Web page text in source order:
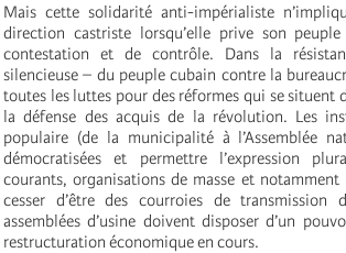
Mais cette solidarité anti-impérialiste
direction castriste lorsqu’elle prive son
contestation et de contrôle. Dans la
silencieuse – du peuple cubain contre la
toutes les luttes pour des réformes qui se situent
la défense des acquis de la révolution. Les
populaire (de la municipalité à l’Assemblée
démocratisées et permettre l’expression
courants, organisations de masse et
cesser d’être des courroies de
assemblées d’usine doivent disposer d’un
restructuration économique en cours.